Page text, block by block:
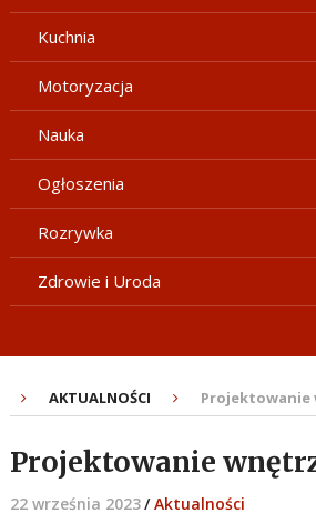
Kuchnia
Motoryzacja
Nauka
Ogłoszenia
Rozrywka
Zdrowie i Uroda
AKTUALNOŚCI
Projektowanie
22 września 2023/ Aktualności